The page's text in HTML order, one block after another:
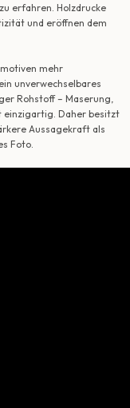
erfahren. Holzdrucke
und eröffnen dem
mehr
unverwechselbares
Rohstoff – Maserung,
einzigartig. Daher besitzt
Aussagekraft als
Foto.